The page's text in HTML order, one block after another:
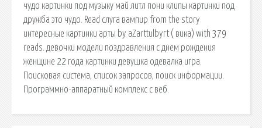
чудо картинки под музыку май литл пони клипы картинки под
дружба это чудо. Read слуга вампир from the story
интересные картинки арты by aZarttulbyrt ( вика) with 379
reads. девочки модели поздравления с днем рождения
женщине 22 года картинки девушка одевалка игра.
Поисковая сиcтема, список запросов, поиск информации.
Программно-аппаратный комплекс с веб.